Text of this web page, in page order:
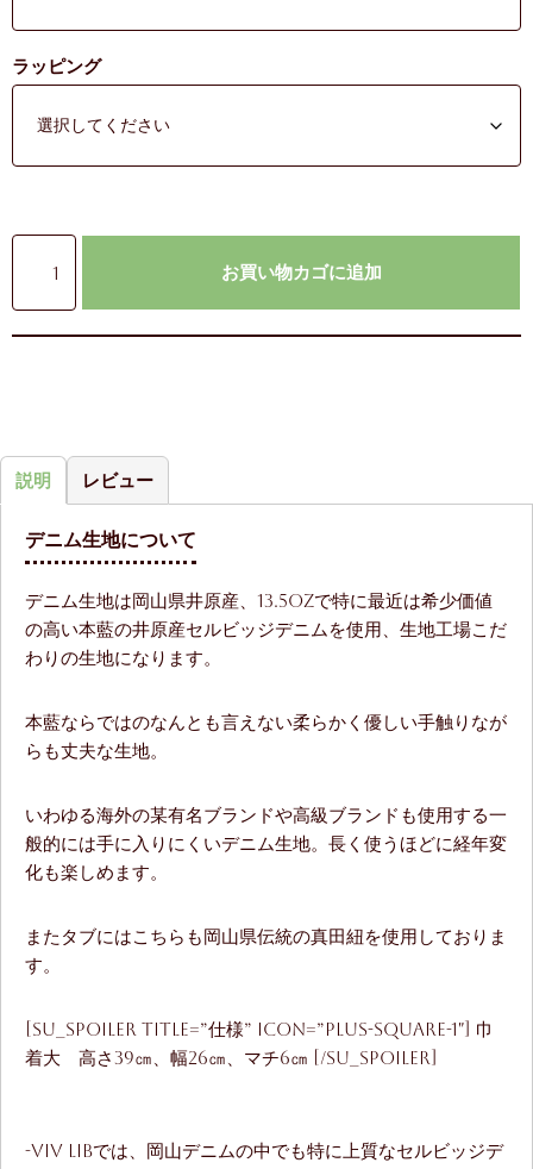
ラッピング
お買い物カゴに追加
説明 レビュー
デニム生地について
デニム生地は岡山県井原産、13.5ozで特に最近は希少価値
の高い本藍の井原産セルビッジデニムを使用、生地工場こだ
わりの生地になります。
本藍ならではのなんとも言えない柔らかく優しい手触りなが
らも丈夫な生地。
いわゆる海外の某有名ブランドや高級ブランドも使用する一
般的には手に入りにくいデニム生地。長く使うほどに経年変
化も楽しめます。
またタブにはこちらも岡山県伝統の真田紐を使用しておりま
す。
[su_spoiler title=”仕様” icon=”plus-square-1″] 巾
着大 高さ39㎝、幅26㎝、マチ6㎝ [/su_spoiler]
-ViV LiBでは、岡山デニムの中でも特に上質なセルビッジデ